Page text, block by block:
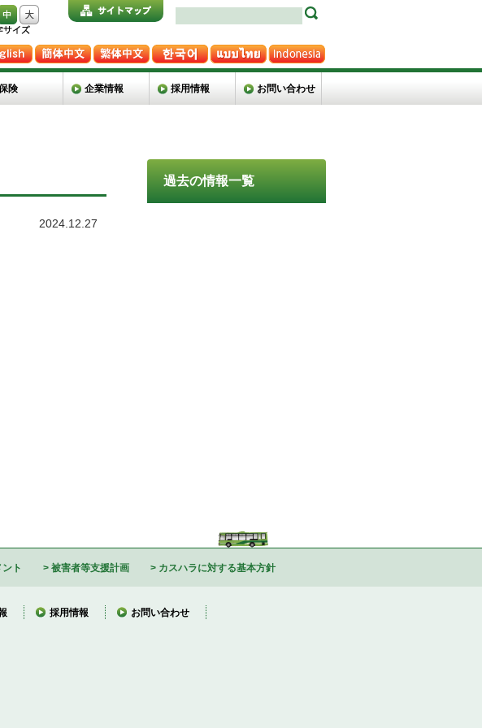
険 企業情報 採用情報 お問い合わせ
過去の情報一覧
2024.12.27
ト 被害者等支援計画 カスハラに対する基本方針
採用情報 お問い合わせ